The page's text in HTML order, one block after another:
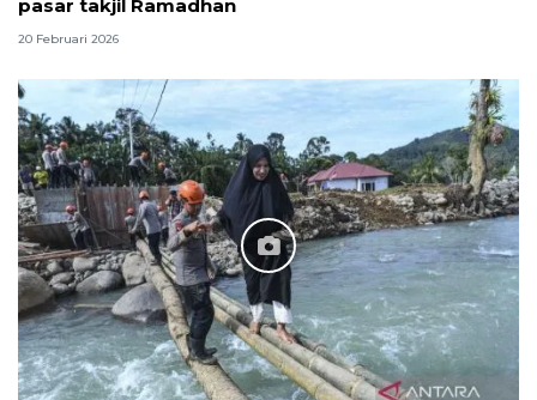
pasar takjil Ramadhan
20 Februari 2026